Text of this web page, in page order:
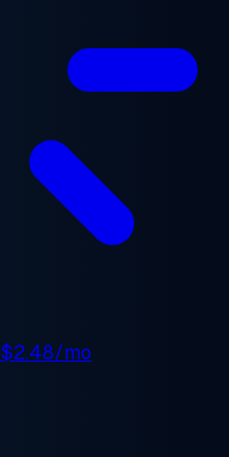
$2.48/mo